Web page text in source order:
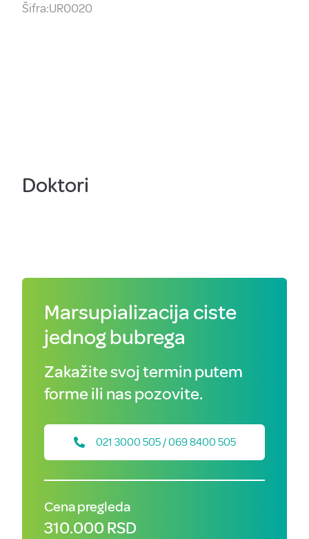
Šifra:UR0020
Doktori
Marsupializacija ciste
jednog bubrega
Zakažite svoj termin putem
forme ili nas pozovite.
021 3000 505 / 069 8400 505
Cena pregleda
310.000 RSD